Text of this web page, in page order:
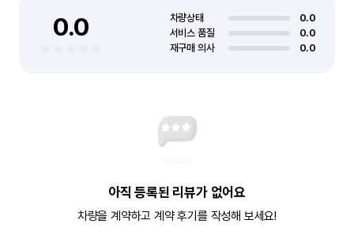
0.0 차량상태
0.0
서비스 품질
0.0
재구매 의사
0.0
아직 등록된 리뷰가 없어요
차량을 계약하고 계약 후기를 작성해 보세요!